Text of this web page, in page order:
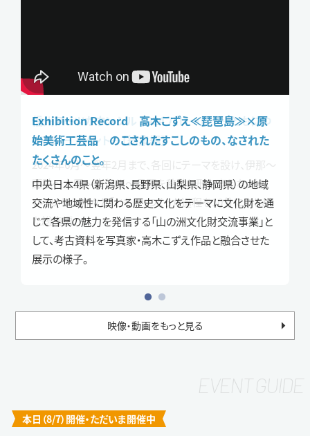
信州アーツカウンシル 2024 パレード ―ともにつ
くるムーブメント―【総集編】
2024年6月～翌年2月まで、各回にテーマを設け、伊那〜
諏訪〜上田〜南信州〜長野を移動し形を変えながら、
いろいろな方々と「ともに」つくった過程を10分にまとめ
た総集編。
Exhibition Record 高木こずえ≪琵琶島≫×原
始美術工芸品 のこされたすこしのもの、なされた
たくさんのこと。
中央日本4県（新潟県、長野県、山梨県、静岡県）の地域
交流や地域性に関わる歴史文化をテーマに文化財を通
じて各県の魅力を発信する「山の洲文化財交流事業」と
して、考古資料を写真家・高木こずえ作品と融合させた
展示の様子。
映像・動画をもっと見る
本日（8/7）開催・ただいま開催中